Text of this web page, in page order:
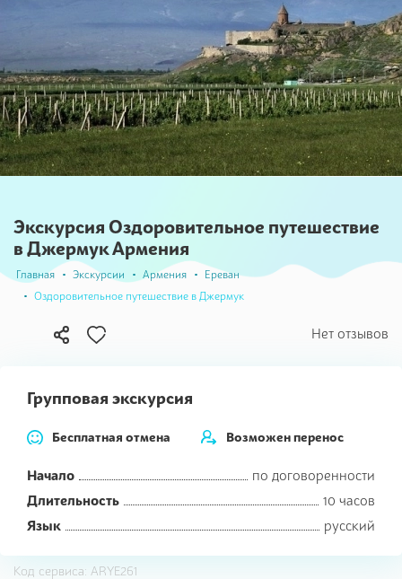
Экскурсия Оздоровительное путешествие
в Джермук Армения
Главная Экскурсии Армения
Ереван
Оздоровительное путешествие в Джермук
Нет отзывов
Групповая экскурсия
Бесплатная отмена Возможен перенос
Начало
по договоренности
Длительность
10 часов
Язык
русский
Код сервиса: ARYE261